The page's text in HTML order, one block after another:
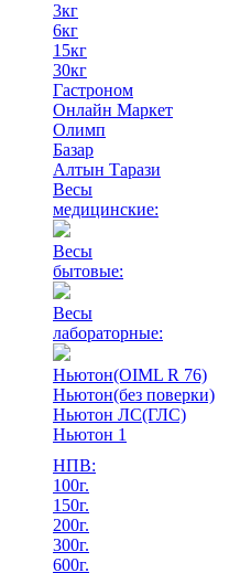
3кг
6кг
15кг
30кг
Гастроном
Онлайн Маркет
Олимп
Базар
Алтын Тарази
Весы
медицинские:
Весы
бытовые:
Весы
лабораторные:
Ньютон(OIML R 76)
Ньютон(без поверки)
Ньютон ЛС(ГЛС)
Ньютон 1
НПВ:
100г.
150г.
200г.
300г.
600г.